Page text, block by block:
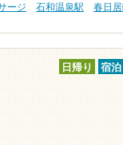
ージ 石和温泉駅
春日
日帰り 宿泊